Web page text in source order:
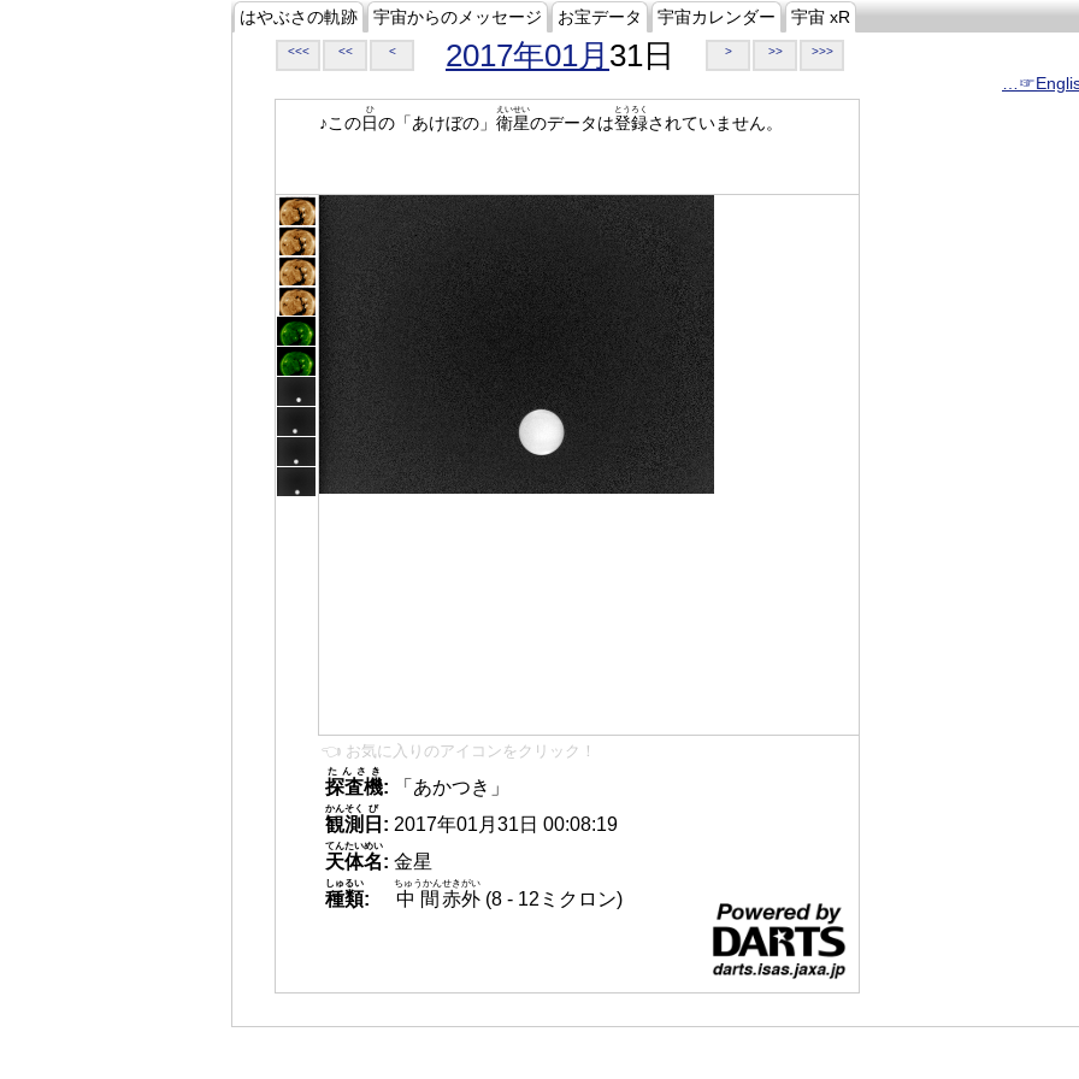
はやぶさの軌跡 宇宙からのメッセージ お宝データ 宇宙カレンダー 宇宙 xR
<<< << < 2017年01月 31日 > >> >>>
♪この日
ひ
の「あけぼの」 衛星
えいせい
のデータは登録
とうろく
されていません。
👈 お気に入りのアイコンをクリック！
探査機
たんさき
:
「あかつき」
観測
かんそく
日
び
: 2017年01月31日 00:08:19
天体名
てんたいめい
: 金星
種類
しゅるい
: 中間
ちゅうかん
赤外
せきがい
(8 - 12ミクロン)